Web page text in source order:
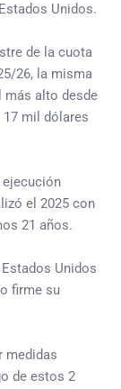
Unidos.
de la cuota
26, la misma
más alto desde
mil dólares
ejecución
el 2025 con
21 años.
Unidos
firme su
medidas
de estos 2